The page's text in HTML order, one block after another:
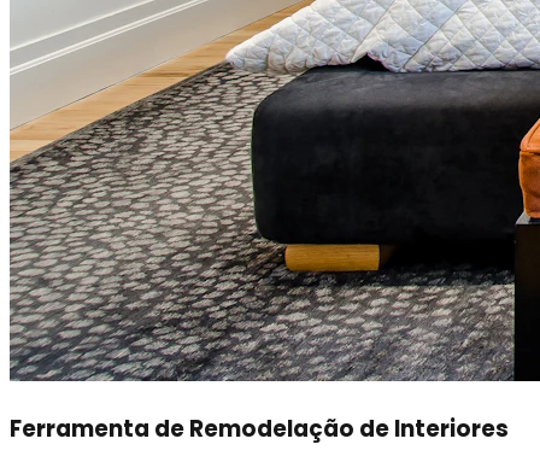
Ferramenta de Remodelação de Interiores